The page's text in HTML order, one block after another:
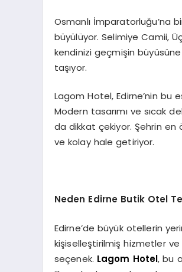
Osmanlı İmparatorluğu’na
büyülüyor. Selimiye Camii,
kendinizi geçmişin
taşıyor.
Lagom Hotel, Edirne’nin
Modern tasarımı ve sıcak
da dikkat çekiyor. Şehrin en
ve kolay hale getiriyor.
Neden Edirne Butik Otel
Edirne’de büyük otellerin
kişiselleştirilmiş hizmetler
seçenek. Lagom Hotel, bu